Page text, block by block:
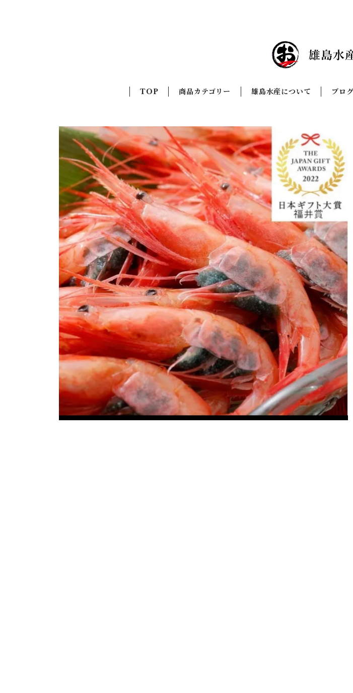
TOP 商品カテゴリー 雄島水産について ブログ